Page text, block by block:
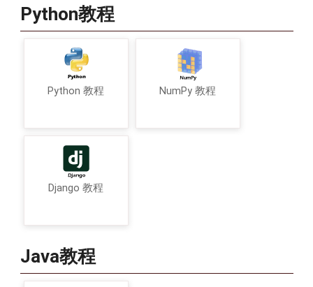
Python教程
Python 教程 NumPy 教程
Django 教程
Java教程